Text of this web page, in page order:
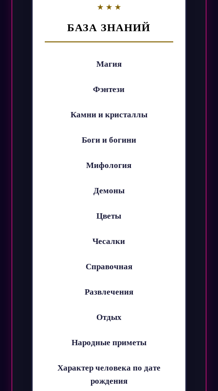
БАЗА ЗНАНИЙ
Магия
Фэнтези
Камни и кристаллы
Боги и богини
Мифология
Демоны
Цветы
Чесалки
Справочная
Развлечения
Отдых
Народные приметы
Характер человека по дате
рождения